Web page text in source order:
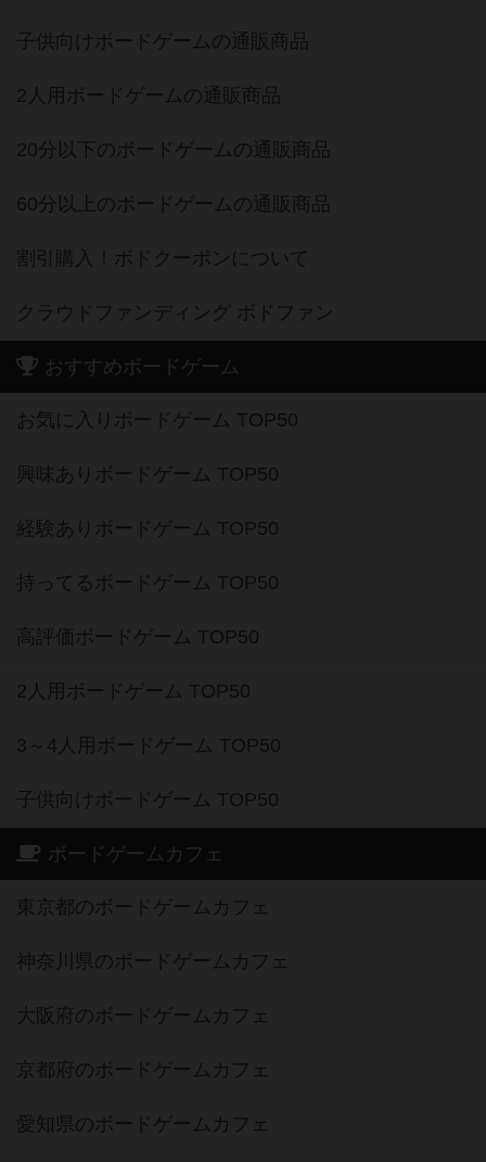
子供向けボードゲームの通販商品
2人用ボードゲームの通販商品
20分以下のボードゲームの通販商品
60分以上のボードゲームの通販商品
割引購入！ボドクーポンについて
クラウドファンディング ボドファン
おすすめボードゲーム
お気に入りボードゲーム TOP50
興味ありボードゲーム TOP50
経験ありボードゲーム TOP50
持ってるボードゲーム TOP50
高評価ボードゲーム TOP50
2人用ボードゲーム TOP50
3～4人用ボードゲーム TOP50
子供向けボードゲーム TOP50
ボードゲームカフェ
東京都のボードゲームカフェ
神奈川県のボードゲームカフェ
大阪府のボードゲームカフェ
京都府のボードゲームカフェ
愛知県のボードゲームカフェ